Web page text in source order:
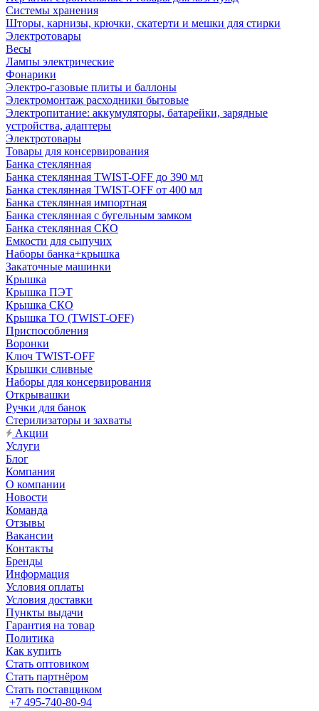
Системы хранения
Шторы, карнизы, крючки, скатерти и мешки для стирки
Электротовары
Весы
Лампы электрические
Фонарики
Электро-газовые плиты и баллоны
Электромонтаж расходники бытовые
Электропитание: аккумуляторы, батарейки, зарядные
устройства, адаптеры
Электротовары
Товары для консервирования
Банка стеклянная
Банка стеклянная TWIST-OFF до 390 мл
Банка стеклянная TWIST-OFF от 400 мл
Банка стеклянная импортная
Банка стеклянная с бугельным замком
Банка стеклянная СКО
Емкости для сыпучих
Наборы банка+крышка
Закаточные машинки
Крышка
Крышка ПЭТ
Крышка СКО
Крышка ТО (TWIST-OFF)
Приспособления
Воронки
Ключ TWIST-OFF
Крышки сливные
Наборы для консервирования
Открывашки
Ручки для банок
Стерилизаторы и захваты
Акции
Услуги
Блог
Компания
О компании
Новости
Команда
Отзывы
Вакансии
Контакты
Бренды
Информация
Условия оплаты
Условия доставки
Пункты выдачи
Гарантия на товар
Политика
Как купить
Стать оптовиком
Стать партнёром
Стать поставщиком
+7 495-740-80-94